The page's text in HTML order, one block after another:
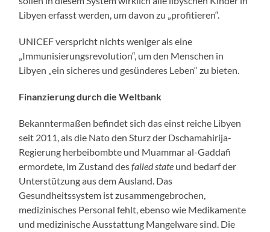
Libyen erfasst werden, um davon zu „profitieren“.
UNICEF verspricht nichts weniger als eine
„Immunisierungsrevolution“, um den Menschen in
Libyen „ein sicheres und gesünderes Leben“ zu bieten.
Finanzierung durch die Weltbank
Bekanntermaßen befindet sich das einst reiche Libyen
seit 2011, als die Nato den Sturz der Dschamahirija-
Regierung herbeibombte und Muammar al-Gaddafi
ermordete, im Zustand desfailed state und bedarf der
Unterstützung aus dem Ausland. Das
Gesundheitssystem ist zusammengebrochen,
medizinisches Personal fehlt, ebenso wie Medikamente
und medizinische Ausstattung Mangelware sind. Die